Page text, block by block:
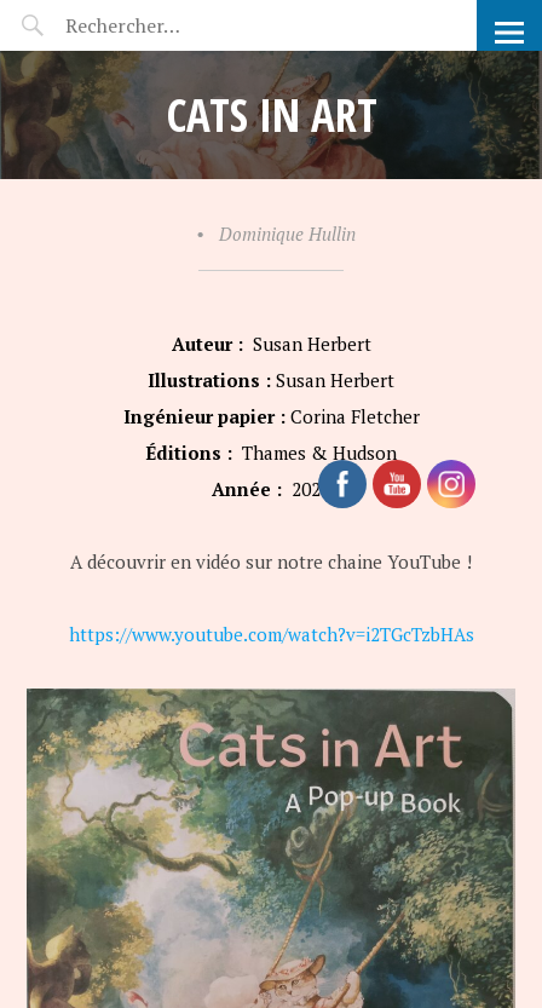
POP-UP FÉERIE
CATS IN ART
• Dominique Hullin
Auteur :Susan Herbert
Illustrations : Susan Herbert
Ingénieur papier :Corina Fletcher
Éditions : Thames & Hudson
Année : 2020
A découvrir en vidéo sur notre chaine YouTube !
https://www.youtube.com/watch?v=i2TGcTzbHAs